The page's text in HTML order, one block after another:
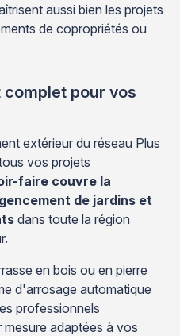
aussi bien les projets
de copropriétés ou
pour vos
extérieur du réseau Plus
vos projets
faire couvre la
de jardins et
dans toute la région
en bois ou en pierre
d'arrosage automatique
professionnels
adaptées à vos